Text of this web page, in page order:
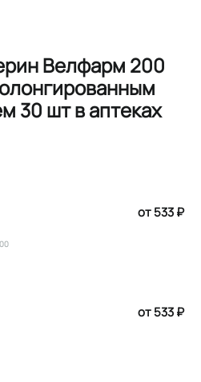
Велфарм 200
30 шт в аптеках
от 533 ₽
от 533 ₽